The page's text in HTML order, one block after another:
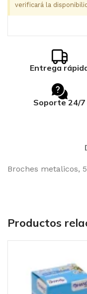
verificará la
Entrega
Soporte 24/7
Broches metalicos,
Productos